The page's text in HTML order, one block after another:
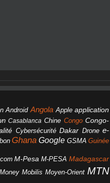
Android Angola Apple application
Casablanca Chine Congo Congo-
Cybersécurité Dakar Drone e-
Ghana Google GSMA Guinée
M-Pesa M-PESA Madagascar
Mobilis Moyen-Orient MTN